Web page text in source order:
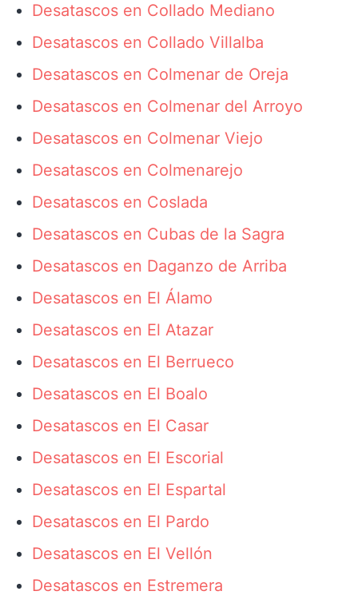
Desatascos en Collado Mediano
Desatascos en Collado Villalba
Desatascos en Colmenar de Oreja
Desatascos en Colmenar del Arroyo
Desatascos en Colmenar Viejo
Desatascos en Colmenarejo
Desatascos en Coslada
Desatascos en Cubas de la Sagra
Desatascos en Daganzo de Arriba
Desatascos en El Álamo
Desatascos en El Atazar
Desatascos en El Berrueco
Desatascos en El Boalo
Desatascos en El Casar
Desatascos en El Escorial
Desatascos en El Espartal
Desatascos en El Pardo
Desatascos en El Vellón
Desatascos en Estremera